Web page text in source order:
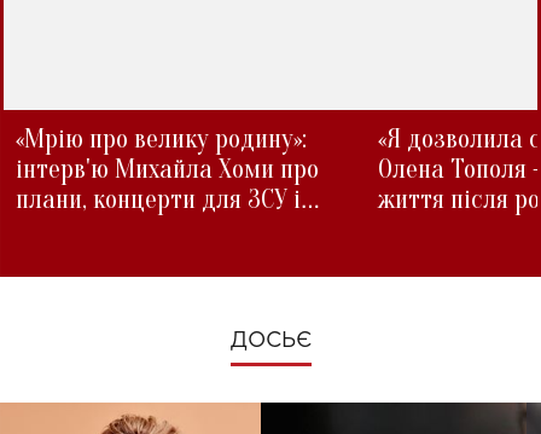
«Мрію про велику родину»:
інтерв'ю Михайла Хоми про
плани, концерти для ЗСУ і
«Я дозволила
Олена Тополя
життя після
ДОСЬЄ